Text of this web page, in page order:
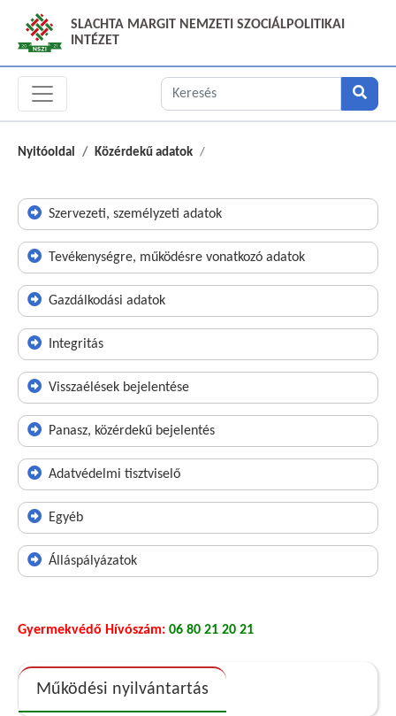
SLACHTA MARGIT NEMZETI SZOCIÁLPOLITIKAI
INTÉZET
Nyitóoldal Közérdekű adatok
Szervezeti, személyzeti adatok
Tevékenységre, működésre vonatkozó adatok
Gazdálkodási adatok
Integritás
Visszaélések bejelentése
Panasz, közérdekű bejelentés
Adatvédelmi tisztviselő
Egyéb
Álláspályázatok
Gyermekvédő Hívószám: 06 80 21 20 21
Működési nyilvántartás